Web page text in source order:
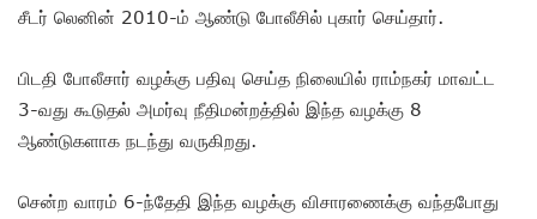
சீடர் லெனின் 2010-ம் ஆண்டு போலீசில் புகார் செய்தார்.
பிடதி போலீசார் வழக்கு பதிவு செய்த நிலையில் ராம்நகர் மாவட்ட
3-வது கூடுதல் அமர்வு நீதிமன்றத்தில் இந்த வழக்கு 8
ஆண்டுகளாக நடந்து வருகிறது.
சென்ற வாரம் 6-ந்தேதி இந்த வழக்கு விசாரணைக்கு வந்தபோது